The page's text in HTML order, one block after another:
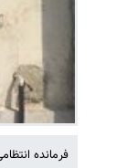
فرمانده انتظامی بندرلنگه